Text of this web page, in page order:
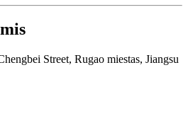
Street, Rugao miestas, Jiangsu